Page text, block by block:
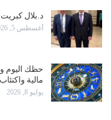
د.بلال
أغسطس 5, 2026
مالية
يوليو 8, 2026